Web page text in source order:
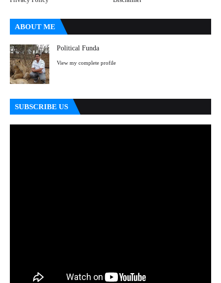
ABOUT ME
Political Funda
View my complete profile
SUBSCRIBE US